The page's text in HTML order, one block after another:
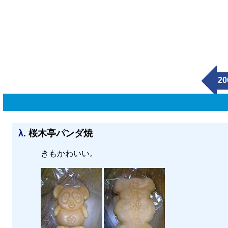
λ. 桜木亭パンダ焼
きもかわいい。